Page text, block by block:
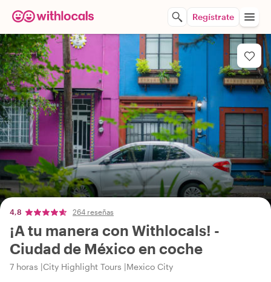
Regístrate
4,8 264 reseñas
¡A tu manera con Withlocals! -
Ciudad de México en coche
7 horas City Highlight Tours Mexico City